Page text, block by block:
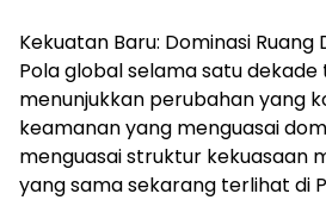
Kekuatan Baru: Dominasi Ruang
Pola global selama satu
menunjukkan perubahan yang
keamanan yang menguasai
menguasai struktur kekuasaan
yang sama sekarang terlihat di